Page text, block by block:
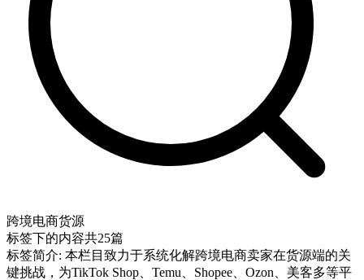
跨境电商货源
标签下的内容共25篇
标签简介: 本栏目致力于系统化解跨境电商卖家在货源端的关
键挑战，为TikTok Shop、Temu、Shopee、Ozon、美客多等平